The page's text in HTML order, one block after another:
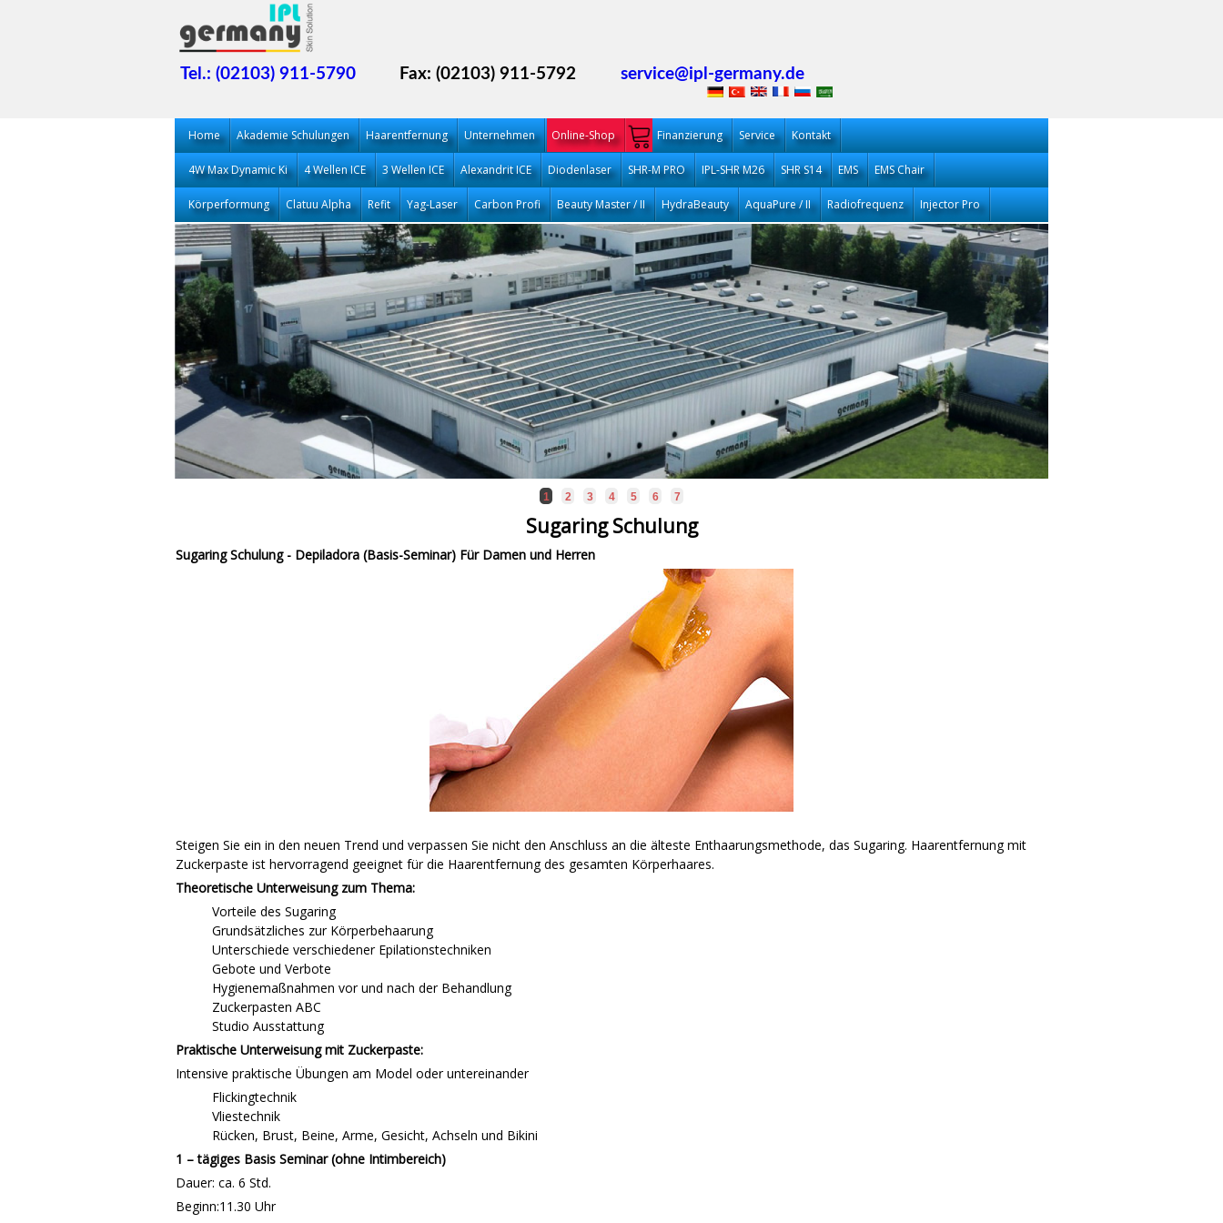
Tel.: (02103) 911-5790 Fax: (02103) 911-5792 service@ipl-germany.de
Home Akademie Schulungen Haarentfernung Unternehmen Online-Shop Finanzierung Service Kontakt
4W Max Dynamic Ki 4 Wellen ICE 3 Wellen ICE Alexandrit ICE Diodenlaser SHR-M PRO IPL-SHR M26 SHR S14 EMS EMS Chair
Körperformung Clatuu Alpha Refit Yag-Laser Carbon Profi Beauty Master / II HydraBeauty AquaPure / II Radiofrequenz Injector Pro
1 2 3 4 5 6 7
Sugaring Schulung
Sugaring Schulung - Depiladora (Basis-Seminar) Für Damen und Herren
Steigen Sie ein in den neuen Trend und verpassen Sie nicht den Anschluss an die älteste Enthaarungsmethode, das Sugaring. Haarentfernung mit
Zuckerpaste ist hervorragend geeignet für die Haarentfernung des gesamten Körperhaares.
Theoretische Unterweisung zum Thema:
Vorteile des Sugaring
Grundsätzliches zur Körperbehaarung
Unterschiede verschiedener Epilationstechniken
Gebote und Verbote
Hygienemaßnahmen vor und nach der Behandlung
Zuckerpasten ABC
Studio Ausstattung
Praktische Unterweisung mit Zuckerpaste:
Intensive praktische Übungen am Model oder untereinander
Flickingtechnik
Vliestechnik
Rücken, Brust, Beine, Arme, Gesicht, Achseln und Bikini
1 – tägiges Basis Seminar (ohne Intimbereich)
Dauer: ca. 6 Std.
Beginn:11.30 Uhr